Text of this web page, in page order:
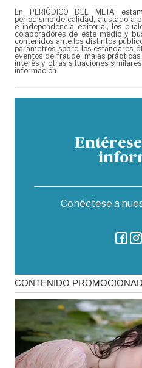
En PERIÓDICO DEL META
periodismo de calidad, ajustado a
e independencia editorial, los
colaboradores de este medio y
contenidos ante los distintos
parámetros sobre los estándares
eventos de fraude, malas
interés y otras situaciones
información.
Conéctese a